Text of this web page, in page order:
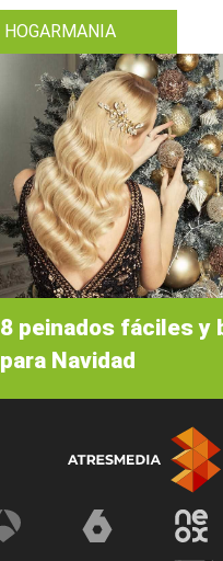
HOGARMANIA
8 peinados fáciles y
para Navidad